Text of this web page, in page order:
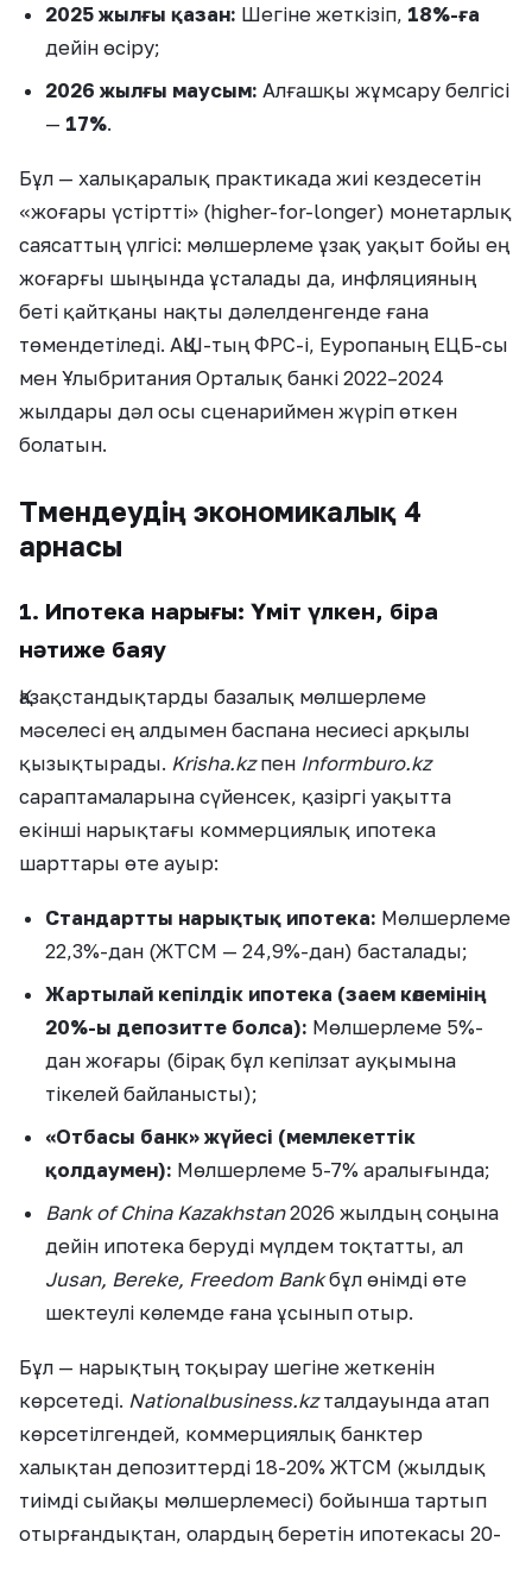
2025 жылғы қазан: Шегіне жеткізіп, 18%-ға
дейін өсіру;
2026 жылғы маусым: Алғашқы жұмсару белгісі
— 17%.
Бұл — халықаралық практикада жиі кездесетін
«жоғары үстіртті» (higher-for-longer) монетарлық
саясаттың үлгісі: мөлшерлеме ұзақ уақыт бойы ең
жоғарғы шыңында ұсталады да, инфляцияның
беті қайтқаны нақты дәлелденгенде ғана
төмендетіледі. АҚШ-тың ФРС-і, Еуропаның ЕЦБ-сы
мен Ұлыбритания Орталық банкі 2022–2024
жылдары дәл осы сценариймен жүріп өткен
болатын.
Төмендеудің экономикалық 4
арнасы
1. Ипотека нарығы: Үміт үлкен, бірақ
нәтиже баяу
Қазақстандықтарды базалық мөлшерлеме
мәселесі ең алдымен баспана несиесі арқылы
қызықтырады. Krisha.kzпен Informburo.kz
сараптамаларына сүйенсек, қазіргі уақытта
екінші нарықтағы коммерциялық ипотека
шарттары өте ауыр:
Стандартты нарықтық ипотека: Мөлшерлеме
22,3%-дан (ЖТСМ — 24,9%-дан) басталады;
Жартылай кепілдік ипотека (заем көлемінің
20%-ы депозитте болса): Мөлшерлеме 5%-
дан жоғары (бірақ бұл кепілзат ауқымына
тікелей байланысты);
«Отбасы банк» жүйесі (мемлекеттік
қолдаумен): Мөлшерлеме 5-7% аралығында;
Bank of China Kazakhstan2026 жылдың соңына
дейін ипотека беруді мүлдем тоқтатты, ал
Jusan, Bereke, Freedom Bankбұл өнімді өте
шектеулі көлемде ғана ұсынып отыр.
Бұл — нарықтың тоқырау шегіне жеткенін
көрсетеді. Nationalbusiness.kzталдауында атап
көрсетілгендей, коммерциялық банктер
халықтан депозиттерді 18-20% ЖТСМ (жылдық
тиімді сыйақы мөлшерлемесі) бойынша тартып
отырғандықтан, олардың беретін ипотекасы 20-